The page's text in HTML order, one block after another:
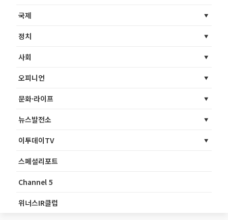
국제
정치
사회
오피니언
문화·라이프
뉴스발전소
이투데이TV
스페셜리포트
Channel 5
위너스IR클럽